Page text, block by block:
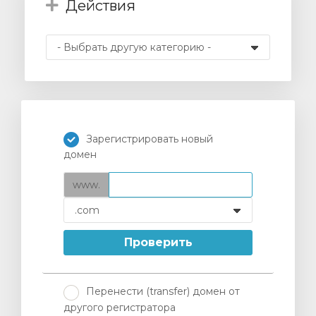
Действия
Зарегистрировать новый
домен
www.
Проверить
Перенести (transfer) домен от
другого регистратора